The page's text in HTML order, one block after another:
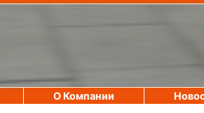
О Компании